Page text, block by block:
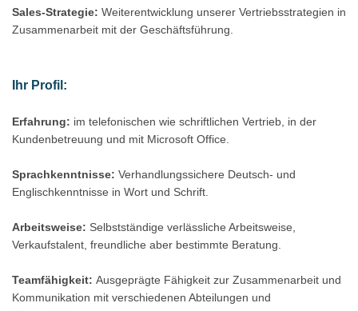
Sales-Strategie: Weiterentwicklung unserer Vertriebsstrategien in
Zusammenarbeit mit der Geschäftsführung.
Ihr Profil:
Erfahrung: im telefonischen wie schriftlichen Vertrieb, in der
Kundenbetreuung und mit Microsoft Office.
Sprachkenntnisse: Verhandlungssichere Deutsch- und
Englischkenntnisse in Wort und Schrift.
Arbeitsweise: Selbstständige verlässliche Arbeitsweise,
Verkaufstalent, freundliche aber bestimmte Beratung.
Teamfähigkeit: Ausgeprägte Fähigkeit zur Zusammenarbeit und
Kommunikation mit verschiedenen Abteilungen und